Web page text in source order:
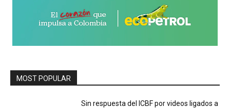
MOST POPULAR
Sin respuesta del ICBF por videos ligados a